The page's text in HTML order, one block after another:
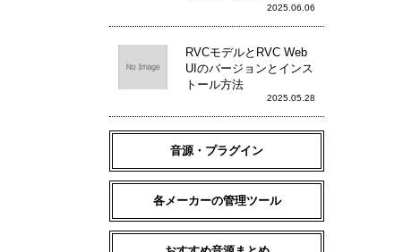
2025.06.06
RVCモデルとRVC Web
UIのバージョンとインス
トール方法
2025.05.28
音源・プラグイン
各メーカーの管理ツール